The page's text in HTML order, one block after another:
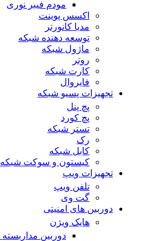
مودم فیبر نوری
اکسس پوینت
مدیا کانورتر
توسعه دهنده شبکه
ماژول شبکه
روتر
کارت شبکه
فایروال
تجهیزات پسیو شبکه
پچ پنل
پچ کورد
تستر شبکه
رک
کابل شبکه
کیستون و سوکت شبکه
تجهیزات ویپ
تلفن ویپ
گت وی
دوربین های امنیتی
هایک ویژن
دوربین مداربسته TURBO HD